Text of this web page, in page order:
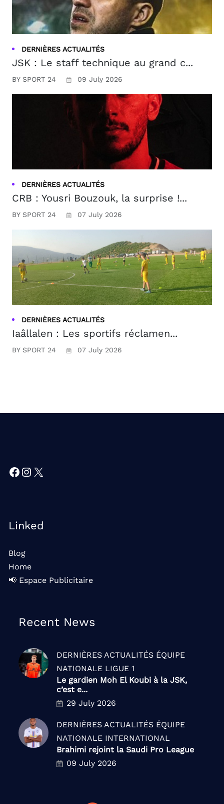
DERNIÈRES ACTUALITÉS
JSK : Le staff technique au grand c...
BY SPORT 24 09 July 2026
DERNIÈRES ACTUALITÉS
CRB : Yousri Bouzouk, la surprise !...
BY SPORT 24 07 July 2026
DERNIÈRES ACTUALITÉS
Iaâllalen : Les sportifs réclamen...
BY SPORT 24 07 July 2026
Facebook
Instagram
X
Linked
Blog
Home
📢 Espace Publicitaire
Recent News
DERNIÈRES ACTUALITÉS ÉQUIPE
NATIONALE LIGUE 1
Le gardien Moh El Koubi à la JSK,
c’est e...
29 July 2026
DERNIÈRES ACTUALITÉS ÉQUIPE
NATIONALE INTERNATIONAL
Brahimi rejoint la Saudi Pro League
09 July 2026